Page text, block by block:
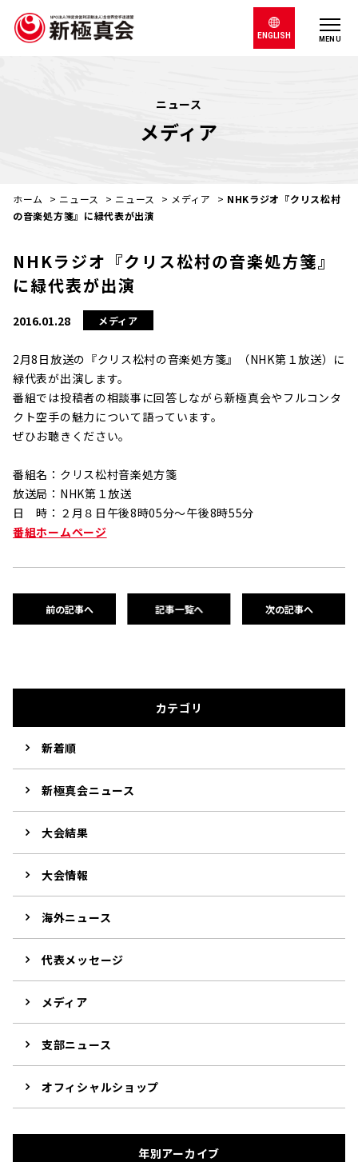
MENU
ENGLISH
ニュース
メディア
ホーム > ニュース > ニュース > メディア > NHKラジオ『クリス松村
の音楽処方箋』に緑代表が出演
NHKラジオ『クリス松村の音楽処方箋』
に緑代表が出演
2016.01.28 メディア
2月8日放送の『クリス松村の音楽処方箋』（NHK第１放送）に
緑代表が出演します。
番組では投稿者の相談事に回答しながら新極真会やフルコンタ
クト空手の魅力について語っています。
ぜひお聴きください。
番組名：クリス松村音楽処方箋
放送局：NHK第１放送
日 時：２月８日午後8時05分～午後8時55分
番組ホームページ
前の記事へ 記事一覧へ 次の記事へ
カテゴリ
新着順
新極真会ニュース
大会結果
大会情報
海外ニュース
代表メッセージ
メディア
支部ニュース
オフィシャルショップ
年別アーカイブ